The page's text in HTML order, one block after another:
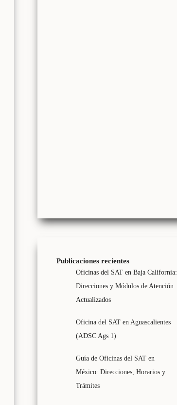
Publicaciones recientes
Oficinas del SAT en Baja California:
Direcciones y Módulos de Atención
Actualizados
Oficina del SAT en Aguascalientes
(ADSC Ags 1)
Guía de Oficinas del SAT en
México: Direcciones, Horarios y
Trámites